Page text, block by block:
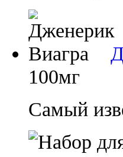
100мг
Самый